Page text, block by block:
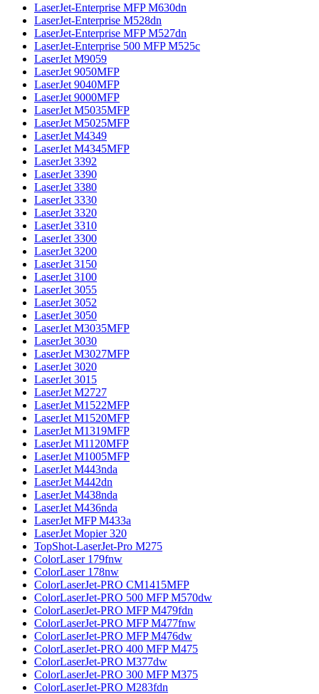
LaserJet-Enterprise MFP M630dn
LaserJet-Enterprise M528dn
LaserJet-Enterprise MFP M527dn
LaserJet-Enterprise 500 MFP M525c
LaserJet M9059
LaserJet 9050MFP
LaserJet 9040MFP
LaserJet 9000MFP
LaserJet M5035MFP
LaserJet M5025MFP
LaserJet M4349
LaserJet M4345MFP
LaserJet 3392
LaserJet 3390
LaserJet 3380
LaserJet 3330
LaserJet 3320
LaserJet 3310
LaserJet 3300
LaserJet 3200
LaserJet 3150
LaserJet 3100
LaserJet 3055
LaserJet 3052
LaserJet 3050
LaserJet M3035MFP
LaserJet 3030
LaserJet M3027MFP
LaserJet 3020
LaserJet 3015
LaserJet M2727
LaserJet M1522MFP
LaserJet M1520MFP
LaserJet M1319MFP
LaserJet M1120MFP
LaserJet M1005MFP
LaserJet M443nda
LaserJet M442dn
LaserJet M438nda
LaserJet M436nda
LaserJet MFP M433a
LaserJet Mopier 320
TopShot-LaserJet-Pro M275
ColorLaser 179fnw
ColorLaser 178nw
ColorLaserJet-PRO CM1415MFP
ColorLaserJet-PRO 500 MFP M570dw
ColorLaserJet-PRO MFP M479fdn
ColorLaserJet-PRO MFP M477fnw
ColorLaserJet-PRO MFP M476dw
ColorLaserJet-PRO 400 MFP M475
ColorLaserJet-PRO M377dw
ColorLaserJet-PRO 300 MFP M375
ColorLaserJet-PRO M283fdn